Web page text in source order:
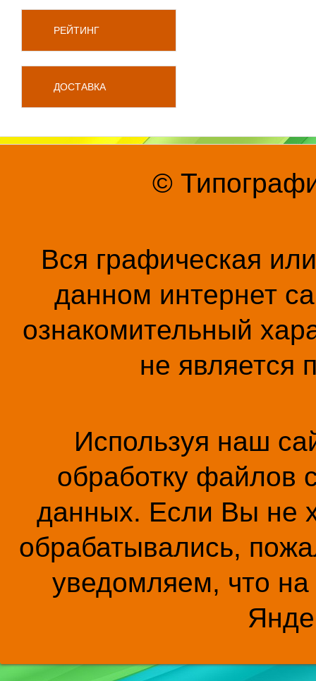
РЕЙТИНГ
ДОСТАВКА
©
Вся графическая
данном интернет
ознакомительный
не является
Используя наш
обработку файлов
данных. Если Вы не
обрабатывались,
уведомляем, что на